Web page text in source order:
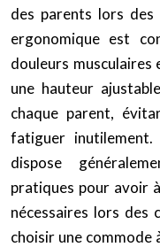
des parents lors des
ergonomique est
douleurs
une hauteur
chaque parent,
fatiguer
dispose
pratiques pour avoir
nécessaires lors des
choisir une